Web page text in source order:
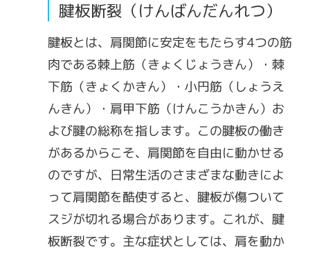
腱板断裂（けんばんだんれつ）
腱板とは、肩関節に安定をもたらす4つの筋
肉である棘上筋（きょくじょうきん）・棘
下筋（きょくかきん）・小円筋（しょうえ
んきん）・肩甲下筋（けんこうかきん）お
よび腱の総称を指します。この腱板の働き
があるからこそ、肩関節を自由に動かせる
のですが、日常生活のさまざまな動きによ
って肩関節を酷使すると、腱板が傷ついて
スジが切れる場合があります。これが、腱
板断裂です。主な症状としては、肩を動か